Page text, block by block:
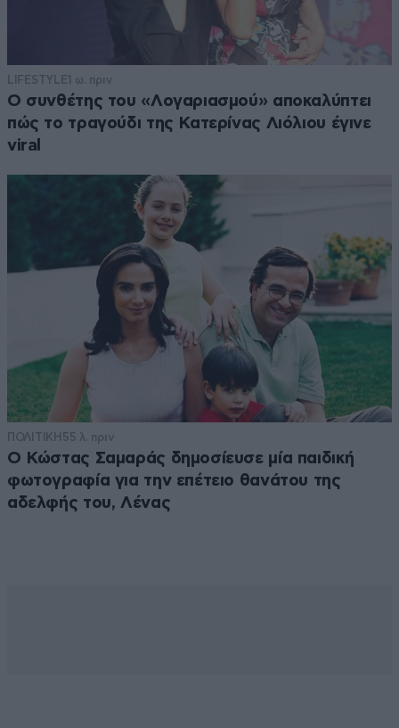
LIFESTYLE1 ω. πριν
Ο συνθέτης του «Λογαριασμού» αποκαλύπτει
πώς το τραγούδι της Κατερίνας Λιόλιου έγινε
viral
ΠΟΛΙΤΙΚΗ 55 λ. πριν
Ο Κώστας Σαμαράς δημοσίευσε μία παιδική
φωτογραφία για την επέτειο θανάτου της
αδελφής του, Λένας